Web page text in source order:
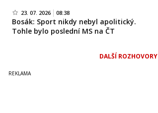
23. 07. 2026 08:38
Bosák: Sport nikdy nebyl apolitický.
Tohle bylo poslední MS na ČT
DALŠÍ ROZHOVORY